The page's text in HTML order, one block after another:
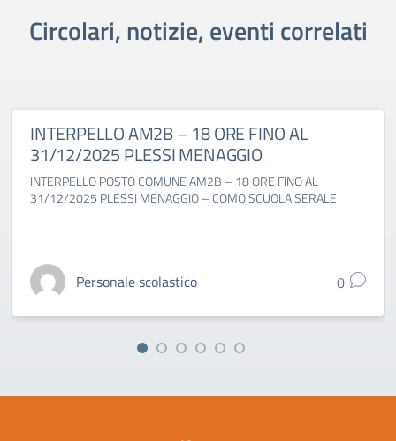
Circolari, notizie, eventi correlati
INTERPELLO AM2B – 18 ORE FINO AL
31/12/2025 PLESSI MENAGGIO
INTERPELLO POSTO COMUNE AM2B – 18 ORE FINO AL
31/12/2025 PLESSI MENAGGIO – COMO SCUOLA SERALE
Personale scolastico 0